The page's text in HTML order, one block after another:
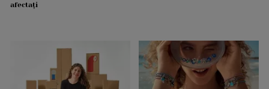
afectați